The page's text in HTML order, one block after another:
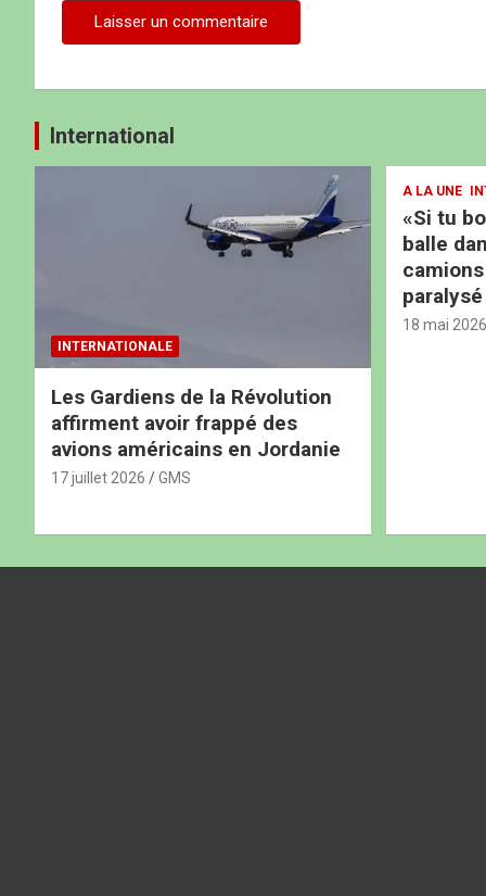
International
INTERNATIONALE
Les Gardiens de la Révolution
affirment avoir frappé des
avions américains en Jordanie
17 juillet 2026 GMS
A LA UNE
«Si tu
balle
18 mai 2026